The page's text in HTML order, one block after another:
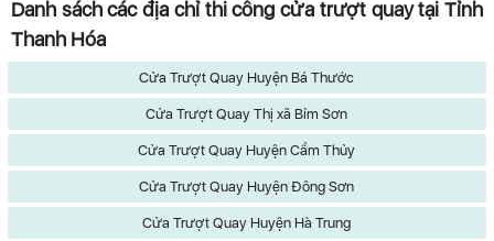
Danh sách các địa chỉ thi công cửa trượt quay tại Tỉnh
Thanh Hóa
Cửa Trượt Quay Huyện Bá Thước
Cửa Trượt Quay Thị xã Bỉm Sơn
Cửa Trượt Quay Huyện Cẩm Thủy
Cửa Trượt Quay Huyện Đông Sơn
Cửa Trượt Quay Huyện Hà Trung